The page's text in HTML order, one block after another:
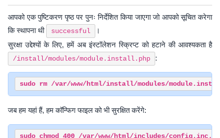
आपको एक पुष्टिकरण पृष्ठ पर पुनः निर्देशित किया जाएगा जो आपको सूचित करेगा
कि स्थापना थी
successful
।
सुरक्षा उद्देश्यों के लिए, हमें अब इंस्टॉलेशन स्क्रिप्ट को हटाने की आवश्यकता है
/install/modules/module.install.php :
जब हम यहां हैं, हम कॉन्फिग फाइल को भी सुरक्षित करेंगे: